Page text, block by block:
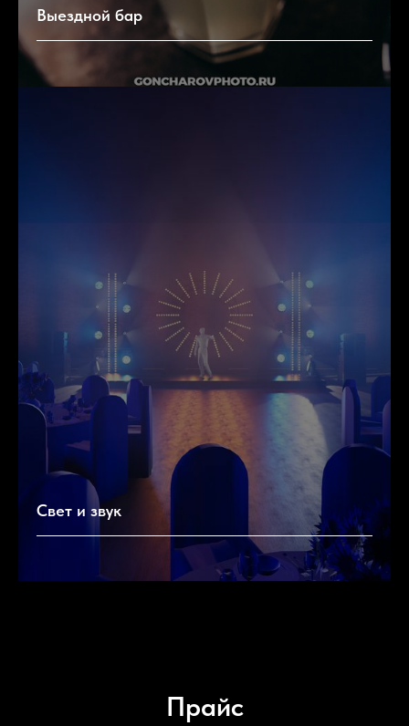
Выездной бар
Свет и звук
Прайс